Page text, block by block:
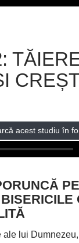
acest studiu în
ale lui